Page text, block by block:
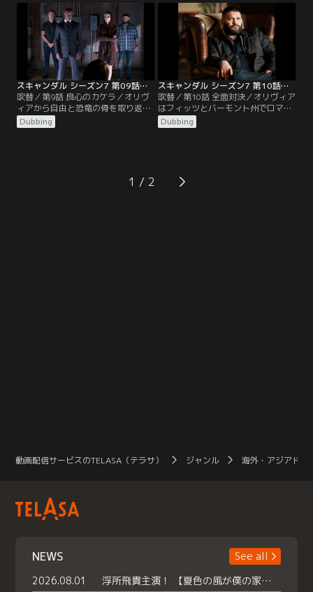
ら、今までつかず離れずできたデイ
ヴィッドの存在の大きさを再認識す
る。一方、メリーは核協定の調印式
に向けてインタビューをこなす
日々。そんな中、マーカスがフィッ
ツと進めている…。
ックは、クインの死体検案書に記載
されていたヘアピンが、スミソニア
ン博物館からオリヴィアが借り出し
たものだと知る。そんな中、チャー
リーの提案でクインは土葬にはせ
ず…。
スキャンダル シーズン7 第09話／吹替
吹替／第9話 良心のカケラ／オリヴ
ィアから自由と恐竜の骨を取り返す
ために、クインを拉致したローワ
ン。しかし、オリヴィアがすぐに取
ーワンは量販店で店員マーヴと懇意
になる。人のいいマーヴは失業中だ
Dubbing
スキャンダル シーズン7 第10話／吹替
吹替／第10話 全面対決／オリヴィア
はフィッツとバーモント州でロマン
ティックな週末を過ごすつもりだっ
たが、そこにはハックやアビーの姿
が判明し、それに気付いたクインを
口封じのためにオリヴィアが殺した
Dubbing
1
動画配信サービスのTELASA（テラサ） ジャンル 海外・アジアドラ
NEWS
See all
2026.08.01
浮所飛貴主演！ 【夏色の風が僕の家にやってきた】 本日よりテラサで独占配信スタート！